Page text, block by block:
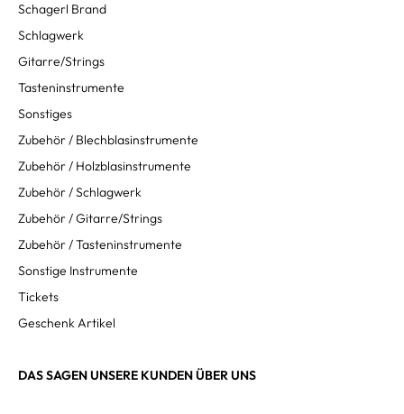
Schagerl Brand
Schlagwerk
Gitarre/Strings
Tasteninstrumente
Sonstiges
Zubehör / Blechblasinstrumente
Zubehör / Holzblasinstrumente
Zubehör / Schlagwerk
Zubehör / Gitarre/Strings
Zubehör / Tasteninstrumente
Sonstige Instrumente
Tickets
Geschenk Artikel
DAS SAGEN UNSERE KUNDEN ÜBER UNS